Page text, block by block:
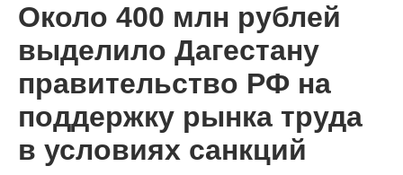
Около 400 млн рублей
выделило Дагестану
правительство РФ на
поддержку рынка труда
в условиях санкций